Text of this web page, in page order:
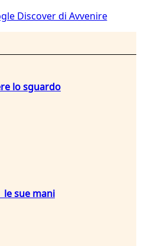
Discover di Avvenire
lo sguardo
sue mani